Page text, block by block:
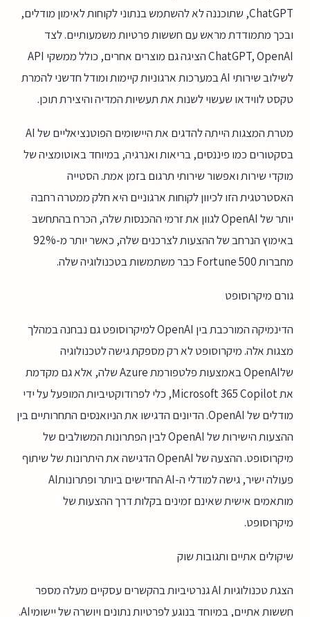
ChatGPT, שתוכננה לא להשתמש בנתוני לקוחות לאימון מודלים,
ובכך מתמודדת מראש עם חששות פרטיות משמעותיים. לצד
ChatGPT, OpenAI הציגה גם מוצרים אחרים, כולל ממשקי API
לשילוב שירותי AI במערכות ארגוניות קיימות ומודל חדשני להמרת
טקסט לווידאו שעשוי לשנות את תעשיות המדיה והיצירת תוכן.
מטרת המצגות הייתה להדגים את היישומים הפוטנציאליים של AI
בסקטורים כמו פיננסים, בריאות ואנרגיה, במיוחד באוטומציה של
מוקדי שירות ואפשור שירותי תרגום בזמן אמת. הסטייה
האסטרטגית הזו לכיוון לקוחות ארגוניים היא חלק ממטרה רחבה
יותר של OpenAI לגוון את זרמי ההכנסות שלה, הכרח בהתחשב
באימוץ הנרחב של ההצעות לצרכנים שלה, כאשר יותר מ-92%
מחברות Fortune 500 כבר משתמשות בטכנולוגיה שלה.
גורם מיקרוסופט
הדינמיקה המורכבת בין OpenAI למיקרוסופט גם נבחנה במהלך
מצגות אלה. מיקרוסופט לא רק מספקת גישה לטכנולוגיה
שלOpenAI באמצעות פלטפורמת Azure שלה, אלא גם מקדמת
את Microsoft 365 Copilot, כלי לפרודוקטיביות המופעל על ידי
מודלים של OpenAI. הדיונים הדגישו את הניואנסים התחרותיים בין
ההצעות הישירות של OpenAI לבין הפתרונות המשולבים של
מיקרוסופט. ההצעה של OpenAI הדגישה את היתרונות של שיתוף
פעולה ישיר, גישה למודלי ה-AI החדישים ביותר ופתרונותAI
מותאמים אישית שאינם זמינים בקלות דרך ההצעות של
מיקרוסופט.
שיקולים אתיים ותגובות שוק
הצגת טכנולוגיות AI גנרטיביות בהקשרים עסקיים מעלה מספר
חששות אתיים, במיוחד בנוגע לפרטיות נתונים ויושרה של יישומיAI.